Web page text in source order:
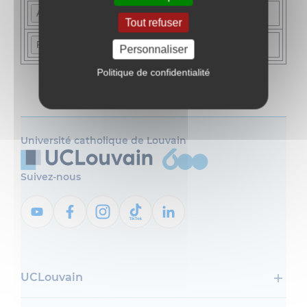
Tout refuser
Personnaliser
Politique de confidentialité
Université catholique de Louvain
Suivez-nous
UCLouvain